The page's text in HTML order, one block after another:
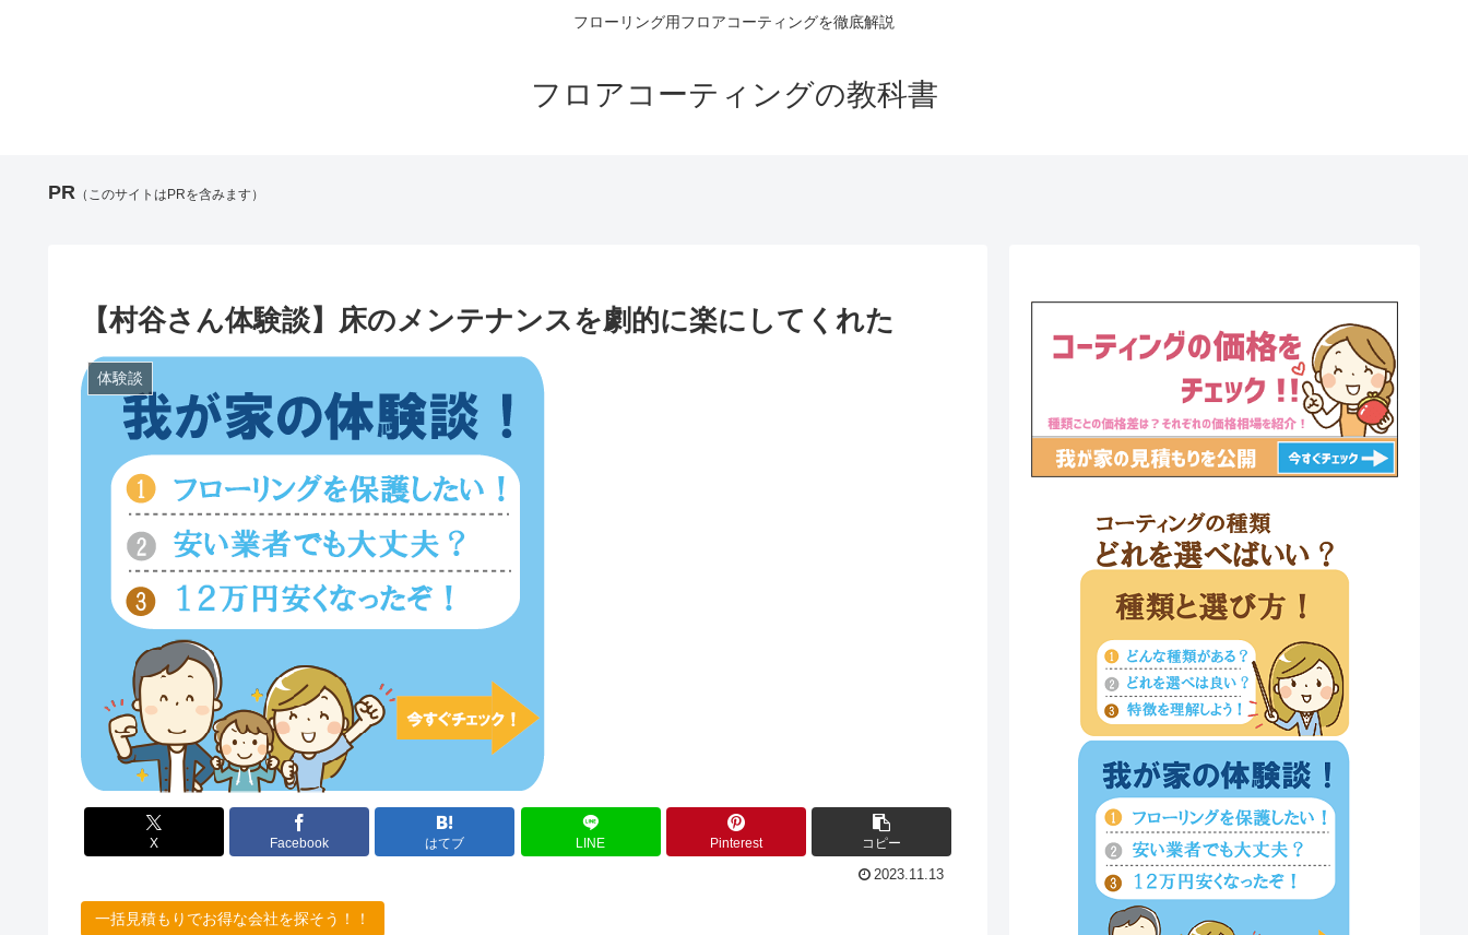
フローリング用フロアコーティングを徹底解説
フロアコーティングの教科書
PR （このサイトはPRを含みます）
【村谷さん体験談】床のメンテナンスを劇的に楽にしてくれた
体験談
X Facebook はてブ LINE Pinterest コピー
2023.11.13
一括見積もりでお得な会社を探そう！！